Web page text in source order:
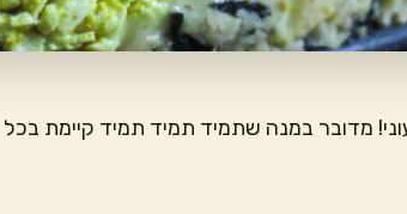
מדובר במנה שתמיד תמיד תמיד קיימת בכל